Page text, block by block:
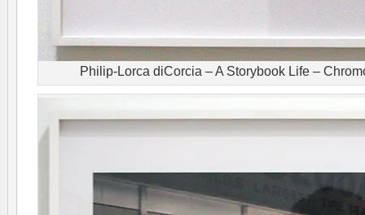
Philip-Lorca diCorcia – A Storybook Life –